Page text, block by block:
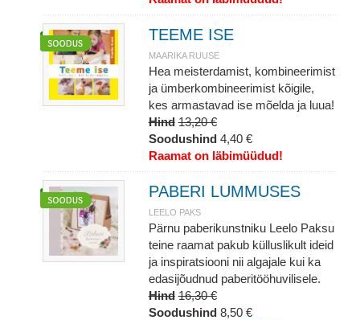
TEEME ISE
MAARIKA RUUSE
Hea meisterdamist, kombineerimist
ja ümberkombineerimist kõigile,
kes armastavad ise mõelda ja luua!
Hind 13,20 €
Soodushind 4,40 €
Raamat on läbimüüdud!
PABERI LUMMUSES
LEELO PAKS
Pärnu paberikunstniku Leelo Paksu
teine raamat pakub külluslikult ideid
ja inspiratsiooni nii algajale kui ka
edasijõudnud paberitööhuvilisele.
Hind 16,30 €
Soodushind 8,50 €